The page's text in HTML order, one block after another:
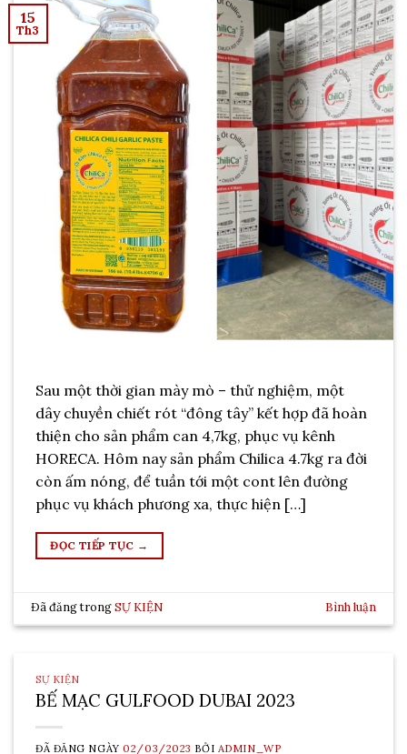
15
Th3
Sau một thời gian mày mò – thử nghiệm, một
dây chuyền chiết rót “đông tây” kết hợp đã hoàn
thiện cho sản phẩm can 4,7kg, phục vụ kênh
HORECA. Hôm nay sản phẩm Chilica 4.7kg ra đời
còn ấm nóng, để tuần tới một cont lên đường
phục vụ khách phương xa, thực hiện […]
ĐỌC TIẾP TỤC →
Đã đăng trongSỰ KIỆN Bình luận
SỰ KIỆN
BẾ MẠC GULFOOD DUBAI 2023
ĐÃ ĐĂNG NGÀY02/03/2023 BỞI ADMIN_WP